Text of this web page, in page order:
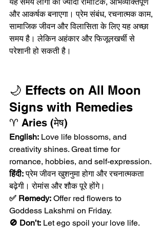
और आकर्षक बनाएगा। प्रेम संबंध, रचनात्मक काम,
सामाजिक जीवन और विलासिता के लिए यह अच्छा
समय है। लेकिन अहंकार और फिजूलखर्ची से
परेशानी हो सकती है।
🌙 Effects on All Moon
Signs with Remedies
♈ Aries (मेष)
English: Love life blossoms, and
creativity shines. Great time for
romance, hobbies, and self-expression.
हिंदी: प्रेम जीवन खुशनुमा होगा और रचनात्मकता
बढ़ेगी। रोमांस और शौक पूरे होंगे।
✅ Remedy: Offer red flowers to
Goddess Lakshmi on Friday.
🚫 Don’t: Let ego spoil your love life.